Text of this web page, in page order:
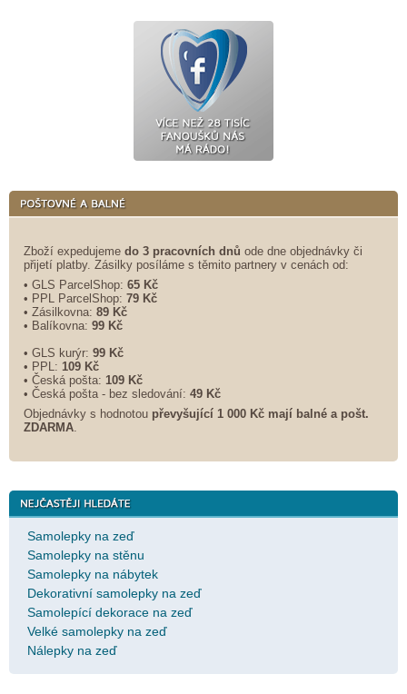
Zboží expedujeme do 3 pracovních dnů ode dne objednávky či
přijetí platby. Zásilky posíláme s těmito partnery v cenách od:
• GLS ParcelShop: 65 Kč
• PPL ParcelShop: 79 Kč
• Zásilkovna: 89 Kč
• Balíkovna: 99 Kč
• GLS kurýr: 99 Kč
• PPL: 109 Kč
• Česká pošta: 109 Kč
• Česká pošta - bez sledování: 49 Kč
Objednávky s hodnotou převyšující 1 000 Kč mají balné a pošt.
ZDARMA.
Samolepky na zeď
Samolepky na stěnu
Samolepky na nábytek
Dekorativní samolepky na zeď
Samolepící dekorace na zeď
Velké samolepky na zeď
Nálepky na zeď